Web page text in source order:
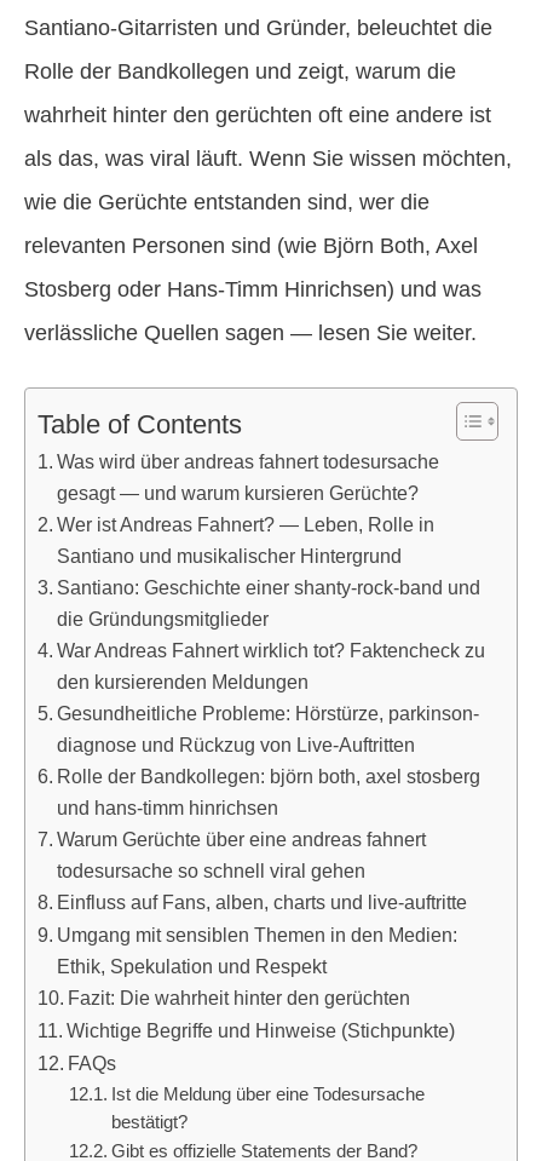
Santiano-Gitarristen und Gründer, beleuchtet die
Rolle der Bandkollegen und zeigt, warum die
wahrheit hinter den gerüchten oft eine andere ist
als das, was viral läuft. Wenn Sie wissen möchten,
wie die Gerüchte entstanden sind, wer die
relevanten Personen sind (wie Björn Both, Axel
Stosberg oder Hans-Timm Hinrichsen) und was
verlässliche Quellen sagen — lesen Sie weiter.
Table of Contents
Was wird über andreas fahnert todesursache
gesagt — und warum kursieren Gerüchte?
Wer ist Andreas Fahnert? — Leben, Rolle in
Santiano und musikalischer Hintergrund
Santiano: Geschichte einer shanty-rock-band und
die Gründungsmitglieder
War Andreas Fahnert wirklich tot? Faktencheck zu
den kursierenden Meldungen
Gesundheitliche Probleme: Hörstürze, parkinson-
diagnose und Rückzug von Live-Auftritten
Rolle der Bandkollegen: björn both, axel stosberg
und hans-timm hinrichsen
Warum Gerüchte über eine andreas fahnert
todesursache so schnell viral gehen
Einfluss auf Fans, alben, charts und live-auftritte
Umgang mit sensiblen Themen in den Medien:
Ethik, Spekulation und Respekt
Fazit: Die wahrheit hinter den gerüchten
Wichtige Begriffe und Hinweise (Stichpunkte)
FAQs
Ist die Meldung über eine Todesursache
bestätigt?
Gibt es offizielle Statements der Band?